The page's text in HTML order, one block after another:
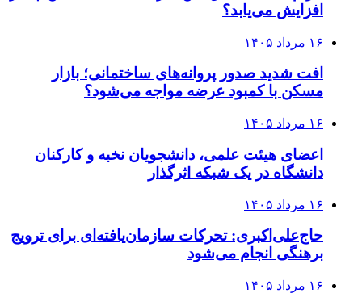
افزایش می‌یابد؟
۱۶ مرداد ۱۴۰۵
افت شدید صدور پروانه‌های ساختمانی؛ بازار
مسکن با کمبود عرضه مواجه می‌شود؟
۱۶ مرداد ۱۴۰۵
اعضای هیئت علمی، دانشجویان نخبه و کارکنان
دانشگاه در یک شبکه‌ اثرگذار
۱۶ مرداد ۱۴۰۵
حاج‌علی‌اکبری: تحرکات سازمان‌یافته‌ای برای ترویج
برهنگی انجام می‌شود
۱۶ مرداد ۱۴۰۵